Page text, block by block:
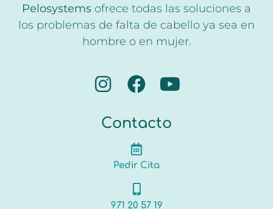
Pelosystems ofrece todas las soluciones a
los problemas de falta de cabello ya sea en
hombre o en mujer.
Contacto
Pedir Cita
971 20 57 19